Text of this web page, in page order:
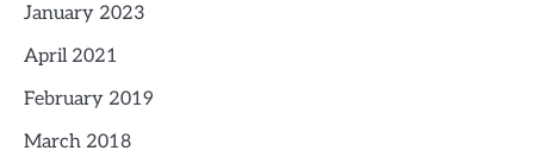
January 2023
April 2021
February 2019
March 2018